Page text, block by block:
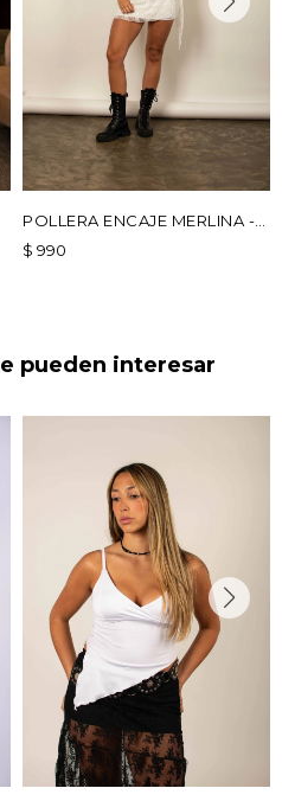
POLLERA ENCAJE MERLINA -
BLANCO
$ 990
pueden interesar